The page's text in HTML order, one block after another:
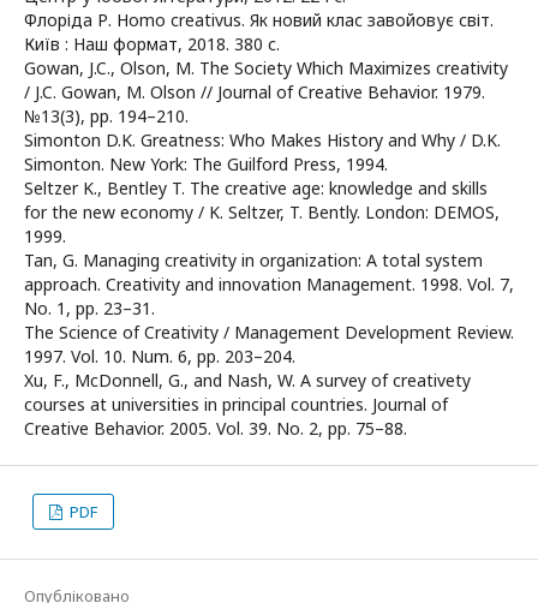
Флоріда Р. Homo creativus. Як новий клас завойовує світ.
Київ : Наш формат, 2018. 380 с.
Gowan, J.C., Olson, М. The Society Which Maximizes creativity
/ J.C. Gowan, М. Olson // Journal of Creative Behavior. 1979.
№13(3), pp. 194–210.
Simonton D.K. Greatness: Who Makes History and Why / D.K.
Simonton. New York: The Guilford Press, 1994.
Seltzer K., Bentley T. The creative age: knowledge and skills
for the new economy / K. Seltzer, T. Bently. London: DEMOS,
1999.
Tan, G. Managing creativity in organization: A total system
approach. Creativity and innovation Management. 1998. Vol. 7,
No. 1, pp. 23–31.
The Science of Creativity / Management Development Review.
1997. Vol. 10. Num. 6, pp. 203–204.
Xu, F., McDonnell, G., and Nash, W. A survey of creativety
courses at universities in principal countries. Journal of
Creative Behavior. 2005. Vol. 39. No. 2, рр. 75–88.
PDF
Опубліковано